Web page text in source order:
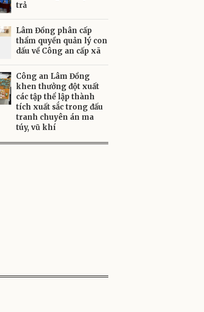
trả
Lâm Đồng phân cấp
thẩm quyền quản lý con
dấu về Công an cấp xã
Công an Lâm Đồng
khen thưởng đột xuất
các tập thể lập thành
tích xuất sắc trong đấu
tranh chuyên án ma
túy, vũ khí